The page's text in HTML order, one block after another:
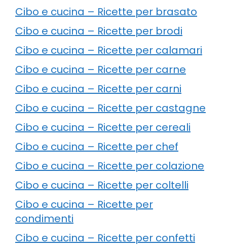
Cibo e cucina – Ricette per brasato
Cibo e cucina – Ricette per brodi
Cibo e cucina – Ricette per calamari
Cibo e cucina – Ricette per carne
Cibo e cucina – Ricette per carni
Cibo e cucina – Ricette per castagne
Cibo e cucina – Ricette per cereali
Cibo e cucina – Ricette per chef
Cibo e cucina – Ricette per colazione
Cibo e cucina – Ricette per coltelli
Cibo e cucina – Ricette per
condimenti
Cibo e cucina – Ricette per confetti